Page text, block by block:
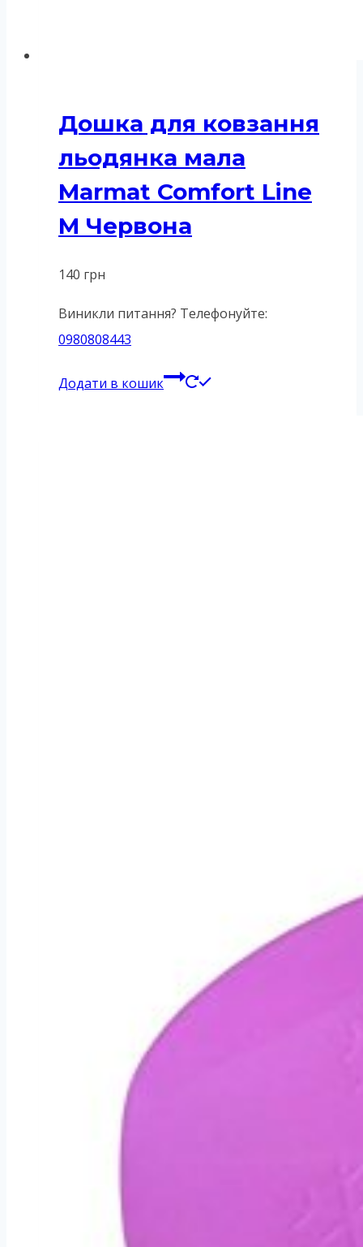
Дошка для ковзання
льодянка мала
Marmat Comfort Line
M Червона
140 грн
Виникли питання? Телефонуйте:
0980808443
Додати в кошик